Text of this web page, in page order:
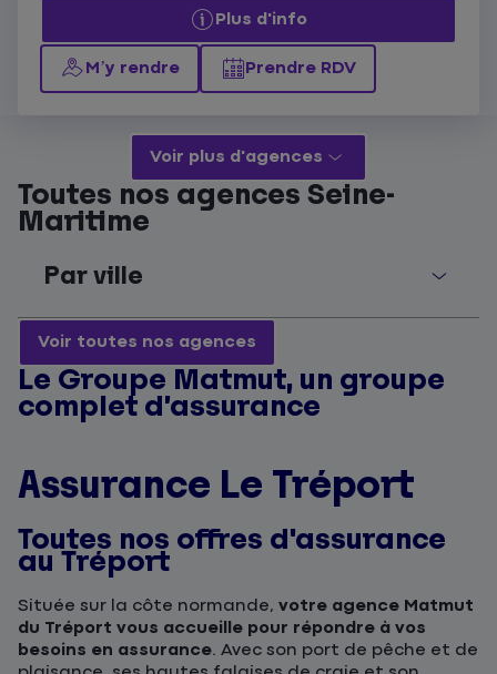
Plus d'info
M’y rendre Prendre RDV
Voir plus d'agences
Toutes nos agences Seine-
Maritime
Par ville
Voir toutes nos agences
Le Groupe Matmut, un groupe
complet d’assurance
Assurance Le Tréport
Toutes nos offres d'assurance
au Tréport
Située sur la côte normande, votre agence Matmut
du Tréport vous accueille pour répondre à vos
besoins en assurance. Avec son port de pêche et de